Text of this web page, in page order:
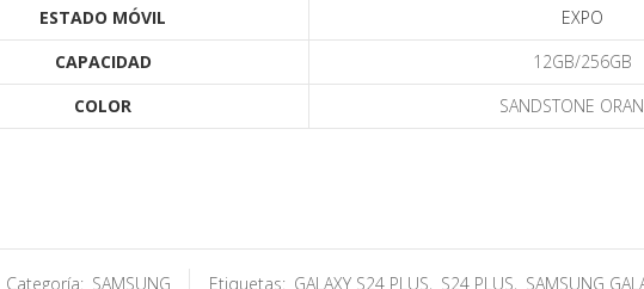
ESTADO MÓVIL
EXPO
CAPACIDAD
12GB/256GB
COLOR
SANDSTONE
Categoría: SAMSUNG Etiquetas: GALAXY S24 PLUS, S24 PLUS, SAMSUNG